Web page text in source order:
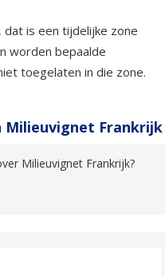
is een tijdelijke zone
worden bepaalde
toegelaten in die zone.
Milieuvignet Frankrijk
Milieuvignet Frankrijk?